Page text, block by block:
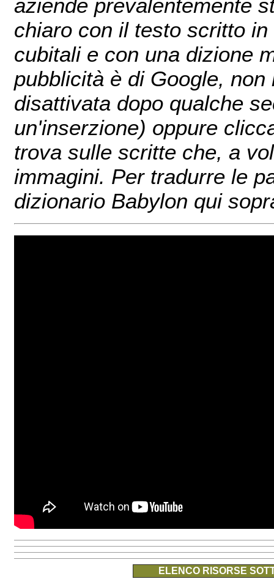
aziende prevalentemente
chiaro con il testo scritto
cubitali e con una dizione
pubblicità è di Google,
disattivata dopo qualche
un'inserzione) oppure
trova sulle scritte che, a
immagini. Per tradurre le
dizionario Babylon qui
ELENCO RISORSE